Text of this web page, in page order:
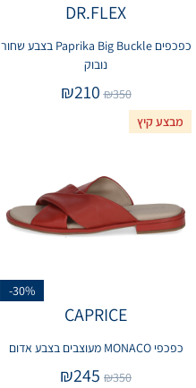
DR.FLEX
כפכפים Paprika Big Buckle בצבע שחור
נובוק
₪350
₪210
מבצע קיץ
-30%
CAPRICE
כפכפי MONACO מעוצבים בצבע אדום
₪350
₪245